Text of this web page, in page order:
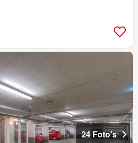
24 Foto's